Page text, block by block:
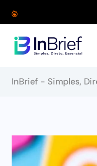
InBrief - Simples,